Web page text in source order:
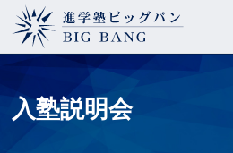
進学塾ビッグバン BIG BANG
入塾説明会